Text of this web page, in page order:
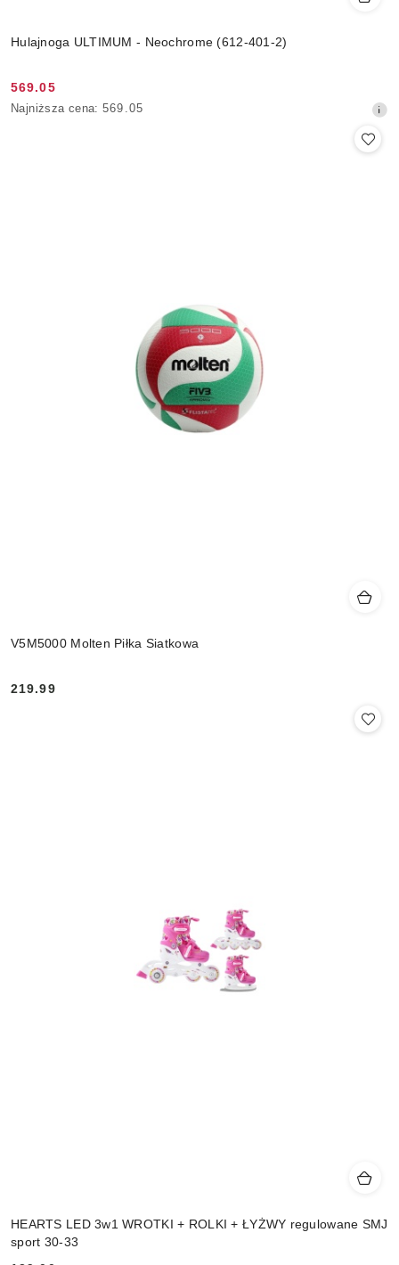
Hulajnoga ULTIMUM - Neochrome (612-401-2)
Cena
promocyjna:
569.05
Najniższa
Najniższa cena: 569.05
V5M5000 Molten Piłka Siatkowa
Cena:
219.99
HEARTS LED 3w1 WROTKI + ROLKI + ŁYŻWY regulowane SMJ
sport 30-33